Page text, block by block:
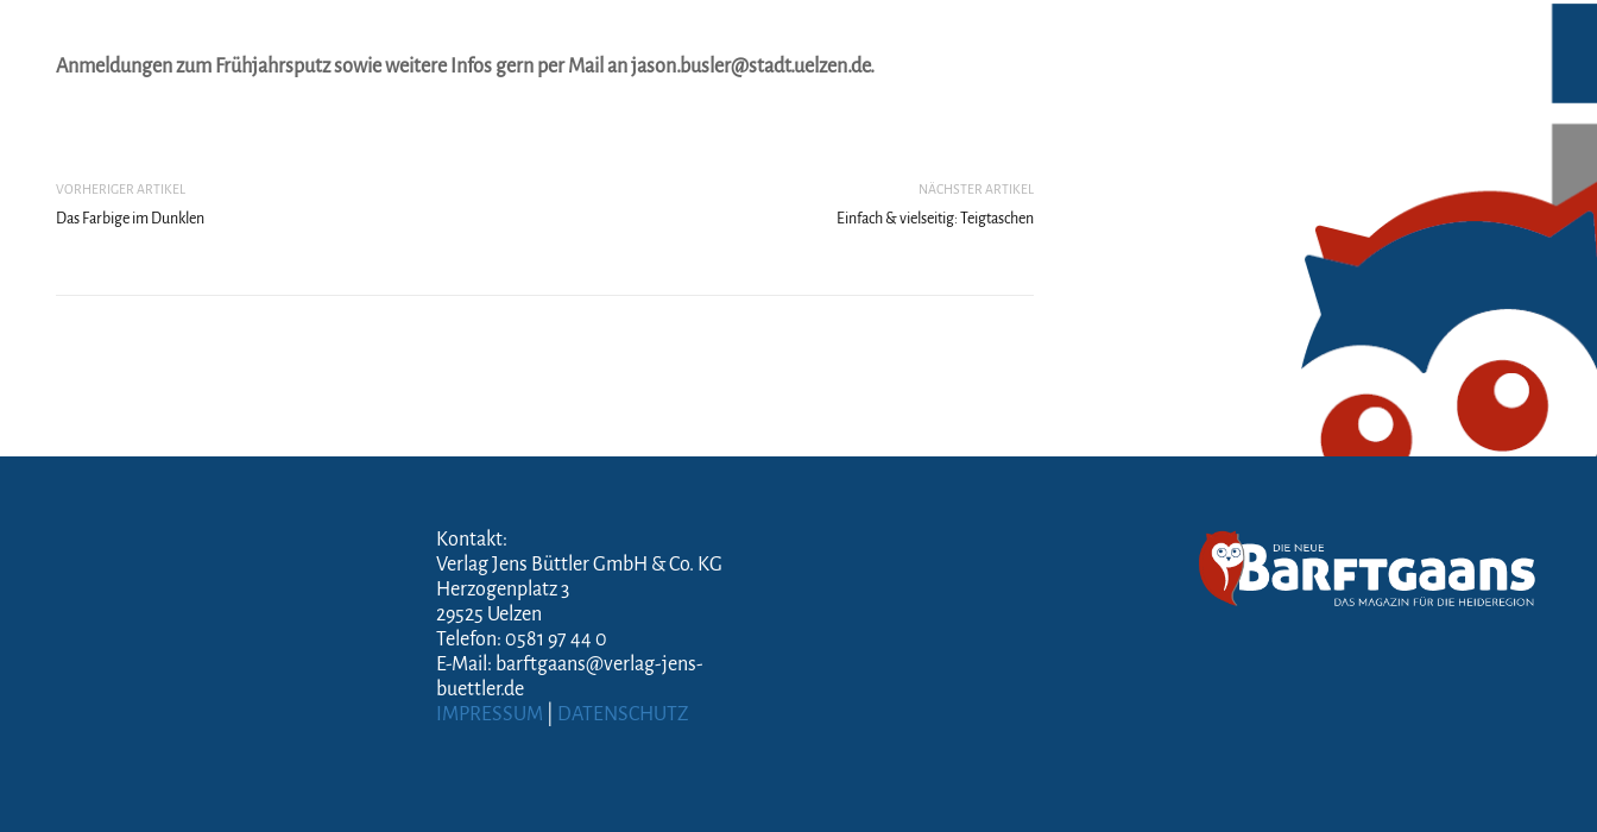
Anmeldungen zum Frühjahrsputz sowie weitere Infos gern per Mail an jason.busler@stadt.uelzen.de.
VORHERIGER ARTIKEL
Das Farbige im Dunklen
NÄCHSTER ARTIKEL
Einfach & vielseitig: Teigtaschen
Kontakt:
Verlag Jens Büttler GmbH & Co. KG
Herzogenplatz 3
29525 Uelzen
Telefon: 0581 97 44 0
E-Mail: barftgaans@verlag-jens-
buettler.de
IMPRESSUM
DATENSCHUTZ